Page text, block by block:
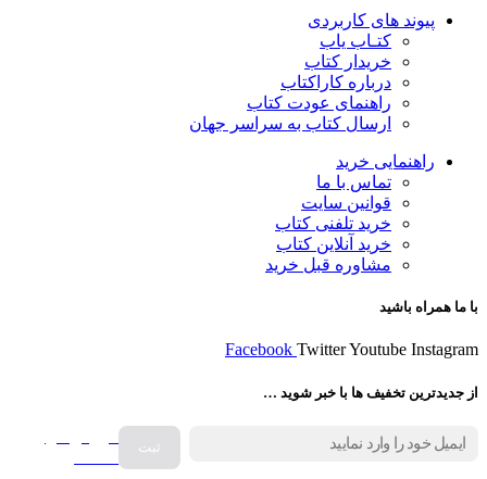
پیوند های کاربردی
کتـاب یاب
خریدار کتاب
درباره کاراکتاب
راهنمای عودت کتاب
ارسال کتاب به سراسر جهان
راهنمایی خرید
تماس با ما
قوانین سایت
خرید تلفنی کتاب
خرید آنلاین کتاب
مشاوره قبل خرید
با ما همراه باشید
Facebook TwitterYoutube Instagram
از جدیدترین تخفیف ها با خبر شوید …
فروش انواع